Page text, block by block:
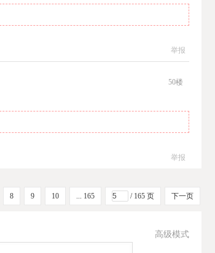
举报
50楼
举报
8 9 10 ... 165 / 165 页 下一页
高级模式